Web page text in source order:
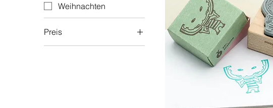
Weihnachten
Preis